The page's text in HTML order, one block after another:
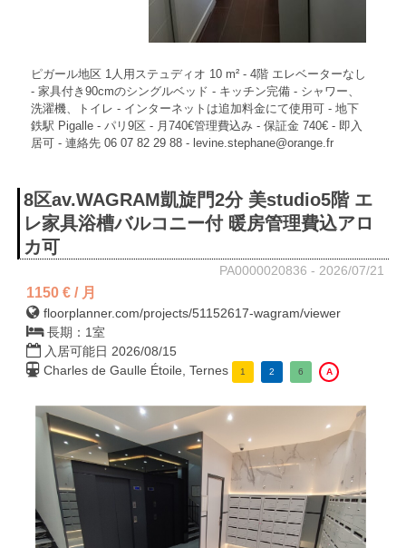
ピガール地区 1人用ステュディオ 10 m² - 4階 エレベーターなし
- 家具付き90cmのシングルベッド - キッチン完備 - シャワー、
洗濯機、トイレ - インターネットは追加料金にて使用可 - 地下
鉄駅 Pigalle - パリ9区 - 月740€管理費込み - 保証金 740€ - 即入
居可 - 連絡先 06 07 82 29 88 - levine.stephane@orange.fr
8区av.WAGRAM凱旋門2分 美studio5階 エ
レ家具浴槽バルコニー付 暖房管理費込アロ
カ可
PA0000020836 - 2026/07/21
1150 € / 月
floorplanner.com/projects/51152617-wagram/viewer
長期：1室
入居可能日 2026/08/15
Charles de Gaulle Étoile, Ternes
1 2 6 A